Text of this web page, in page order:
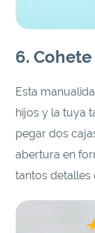
6.
Esta
hijos y la tuya
pegar dos
abertura en
tantos detalles